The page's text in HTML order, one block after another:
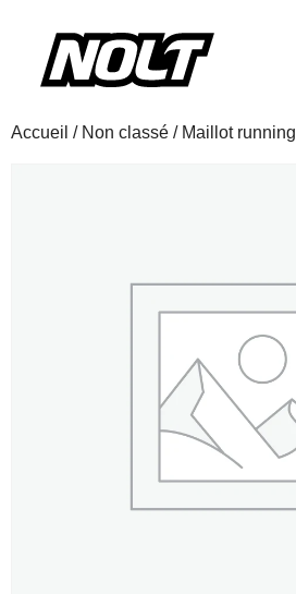
Accueil / Non classé / Maillot